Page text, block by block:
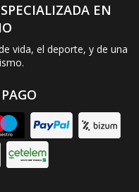
EN
vida, el deporte, y de una